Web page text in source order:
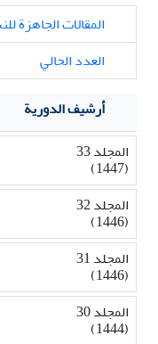
المقالات الجاهزة
العدد الحالي
أرشيف الدورية
المجلد 33
(1447)
المجلد 32
(1446)
المجلد 31
(1446)
المجلد 30
(1444)